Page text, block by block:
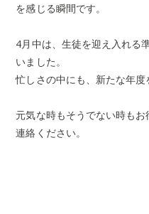
を感じる瞬間です。
4月中は、生徒を迎え入れる
いました。
忙しさの中にも、新たな年度
元気な時もそうでない時も
連絡ください。